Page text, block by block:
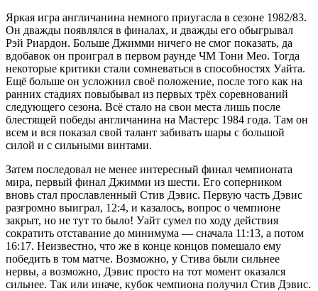
Яркая игра англичанина немного приугасла в сезоне 1982/83.
Он дважды появлялся в финалах, и дважды его обыгрывал
Рэй Риардон. Больше Джимми ничего не смог показать, да
вдобавок он проиграл в первом раунде ЧМ Тони Мео. Тогда
некоторые критики стали сомневаться в способностях Уайта.
Ещё больше он усложнил своё положение, после того как на
ранних стадиях повыбывал из первых трёх соревнований
следующего сезона. Всё стало на свои места лишь после
блестящей победы англичанина на Мастерс 1984 года. Там он
всем и вся показал свой талант забивать шары с большой
силой и с сильными винтами.
Затем последовал не менее интересный финал чемпионата
мира, первый финал Джимми из шести. Его соперником
вновь стал прославленный Стив Дэвис. Первую часть Дэвис
разгромно выиграл, 12:4, и казалось, вопрос о чемпионе
закрыт, но не тут то было! Уайт сумел по ходу действия
сократить отставание до минимума — сначала 11:13, а потом
16:17. Неизвестно, что же в конце концов помешало ему
победить в том матче. Возможно, у Стива были сильнее
нервы, а возможно, Дэвис просто на тот момент оказался
сильнее. Так или иначе, кубок чемпиона получил Стив Дэвис.